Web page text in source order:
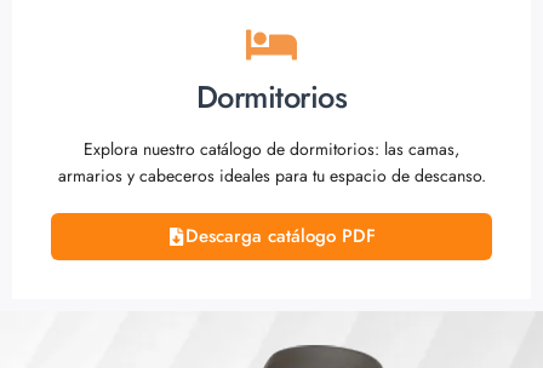
Dormitorios
Explora nuestro catálogo de dormitorios: las camas,
armarios y cabeceros ideales para tu espacio de descanso.
Descarga catálogo PDF